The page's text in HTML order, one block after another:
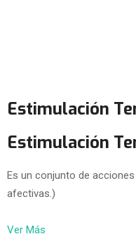
Estimulación
Estimulación
Es un conjunto de
afectivas.)
Ver Más